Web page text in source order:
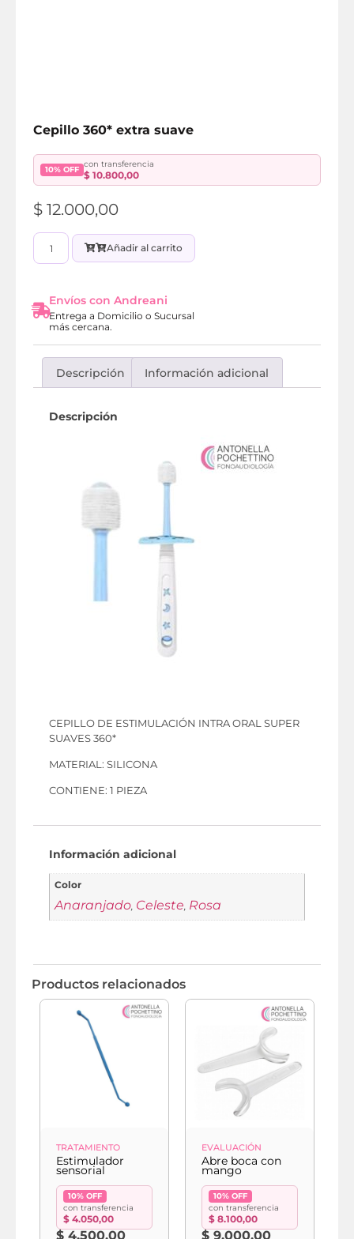
Cepillo 360* extra suave
10% OFF
con transferencia
$ 10.800,00
$ 12.000,00
Añadir al carrito
Envíos con Andreani
Entrega a Domicilio o Sucursal
más cercana.
Descripción Información adicional
Descripción
CEPILLO DE ESTIMULACIÓN INTRA ORAL SUPER
SUAVES 360*
MATERIAL: SILICONA
CONTIENE: 1 PIEZA
Información adicional
Color
Anaranjado, Celeste, Rosa
Productos relacionados
TRATAMIENTO
Estimulador
sensorial
10% OFF
con transferencia
$ 4.050,00
$ 4.500,00
EVALUACIÓN
Abre boca con
mango
10% OFF
con transferencia
$ 8.100,00
$ 9.000,00